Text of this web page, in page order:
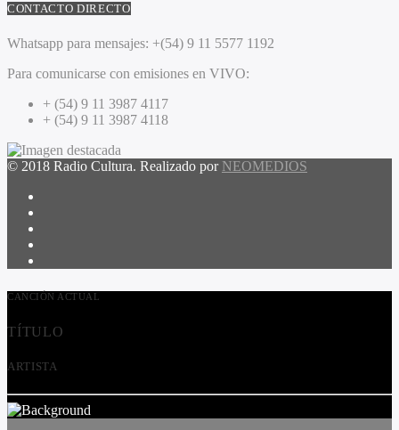
CONTACTO DIRECTO
Whatsapp para mensajes: +(54) 9 11 5577 1192
Para comunicarse con emisiones en VIVO:
+ (54) 9 11 3987 4117
+ (54) 9 11 3987 4118
© 2018 Radio Cultura. Realizado por NEOMEDIOS
CANCIÓN ACTUAL
TÍTULO
ARTISTA